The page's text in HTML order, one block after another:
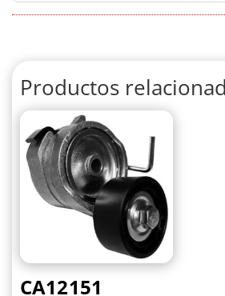
Productos
CA12151